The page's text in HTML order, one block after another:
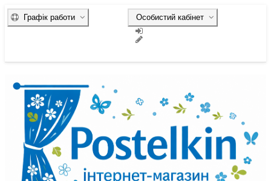
Особистий кабінет
Графік работи